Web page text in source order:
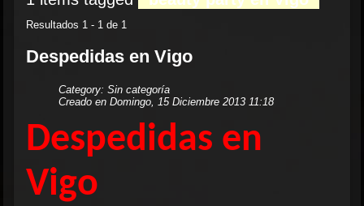
Resultados 1 - 1 de 1
Despedidas en Vigo
Category: Sin categoría
Creado en Domingo, 15 Diciembre 2013 11:18
Despedidas en
Vigo